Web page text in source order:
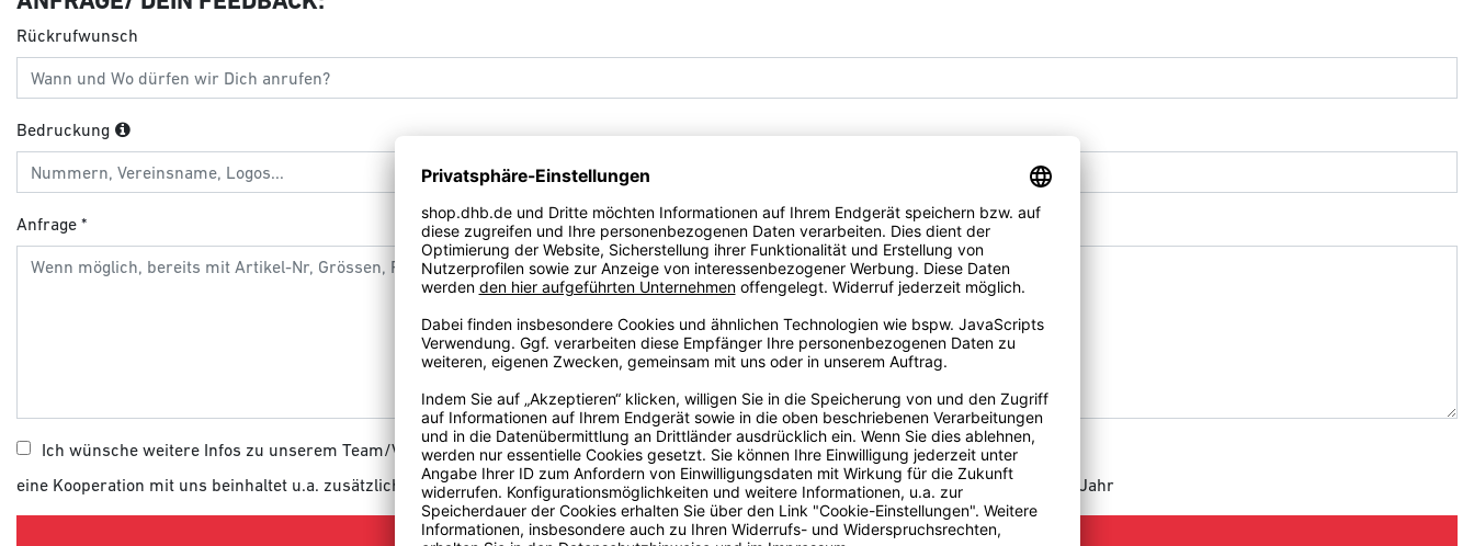
Rückrufwunsch
Bedruckung
Anfrage
Ich wünsche weitere Infos zu unserem Team/Vereinskooperationskonzept
eine Kooperation mit uns beinhaltet u.a. zusätzliche Rabatte für alle Mitglieder des Kooperationspartners auch auf Einzelkäufe 365 Tage im Jahr
TEAMANFRAGE SENDEN